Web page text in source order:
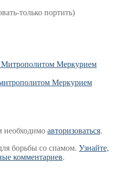
только портить)
Митрополитом Меркурием
Меркурием
необходимо авторизоваться.
борьбы со спамом. Узнайте,
комментариев.